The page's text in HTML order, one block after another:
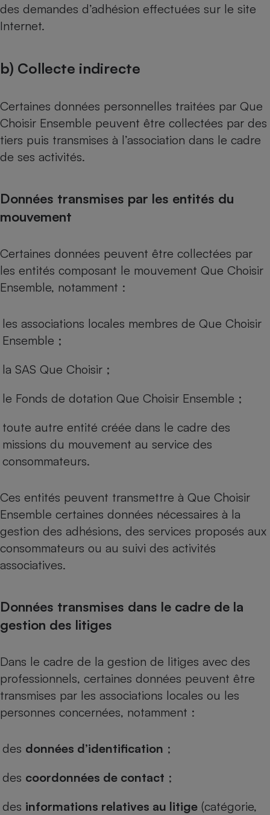
des demandes d’adhésion effectuées sur le site
Internet.
b) Collecte indirecte
Certaines données personnelles traitées par Que
Choisir Ensemble peuvent être collectées par des
tiers puis transmises à l’association dans le cadre
de ses activités.
Données transmises par les entités du
mouvement
Certaines données peuvent être collectées par
les entités composant le mouvement Que Choisir
Ensemble, notamment :
les associations locales membres de Que Choisir
Ensemble ;
la SAS Que Choisir ;
le Fonds de dotation Que Choisir Ensemble ;
toute autre entité créée dans le cadre des
missions du mouvement au service des
consommateurs.
Ces entités peuvent transmettre à Que Choisir
Ensemble certaines données nécessaires à la
gestion des adhésions, des services proposés aux
consommateurs ou au suivi des activités
associatives.
Données transmises dans le cadre de la
gestion des litiges
Dans le cadre de la gestion de litiges avec des
professionnels, certaines données peuvent être
transmises par les associations locales ou les
personnes concernées, notamment :
des données d’identification ;
des coordonnées de contact ;
des informations relatives au litige (catégorie,